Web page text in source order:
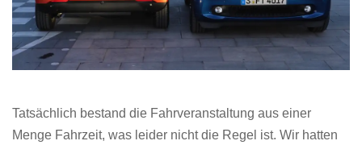
Tatsächlich bestand die Fahrveranstaltung aus einer
Menge Fahrzeit, was leider nicht die Regel ist. Wir hatten